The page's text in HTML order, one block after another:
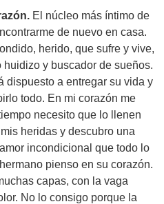
El núcleo más íntimo de
de nuevo en casa.
herido, que sufre y vive,
y buscador de sueños.
dispuesto a entregar su vida y
todo. En mi corazón me
necesito que lo llenen
heridas y descubro una
incondicional que todo lo
pienso en su corazón.
capas, con la vaga
No lo consigo porque la